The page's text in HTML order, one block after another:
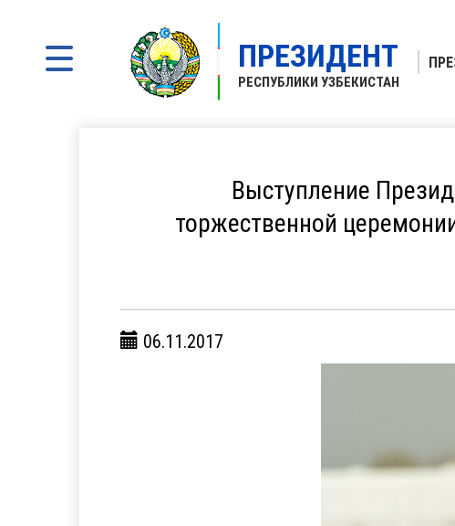
ПРЕЗИДЕНТ
РЕСПУБЛИКИ УЗБЕКИСТАН
Выступление
торжественной
06.11.2017